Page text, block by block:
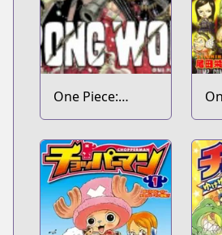
One Piece:
Strong World